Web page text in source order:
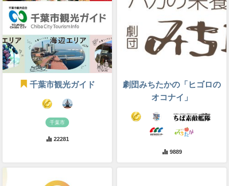
千葉市観光ガイド
千葉市
22281
劇団みちたかの「ヒゴロの
オコナイ」
9889